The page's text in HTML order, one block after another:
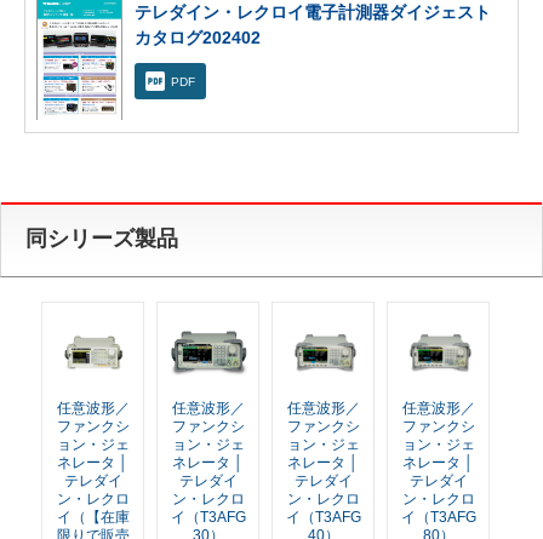
テレダイン・レクロイ電子計測器ダイジェスト
カタログ202402
PDF
同シリーズ製品
任意波形／
ファンクシ
ョン・ジェ
ネレータ │
テレダイ
ン・レクロ
イ（【在庫
限りで販売
任意波形／
ファンクシ
ョン・ジェ
ネレータ │
テレダイ
ン・レクロ
イ（T3AFG
30）
任意波形／
ファンクシ
ョン・ジェ
ネレータ │
テレダイ
ン・レクロ
イ（T3AFG
40）
任意波形／
ファンクシ
ョン・ジェ
ネレータ │
テレダイ
ン・レクロ
イ（T3AFG
80）